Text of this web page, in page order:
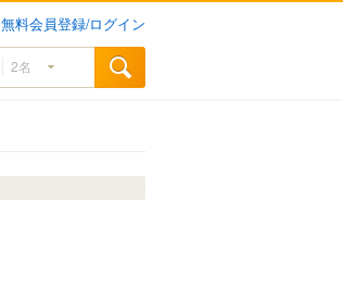
無料会員登録/ログイン